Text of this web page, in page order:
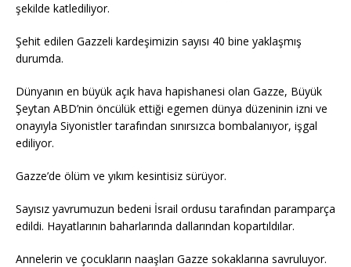
şekilde katlediliyor.
Şehit edilen Gazzeli kardeşimizin sayısı 40 bine yaklaşmış
durumda.
Dünyanın en büyük açık hava hapishanesi olan Gazze, Büyük
Şeytan ABD’nin öncülük ettiği egemen dünya düzeninin izni ve
onayıyla Siyonistler tarafından sınırsızca bombalanıyor, işgal
ediliyor.
Gazze’de ölüm ve yıkım kesintisiz sürüyor.
Sayısız yavrumuzun bedeni İsrail ordusu tarafından paramparça
edildi. Hayatlarının baharlarında dallarından kopartıldılar.
Annelerin ve çocukların naaşları Gazze sokaklarına savruluyor.